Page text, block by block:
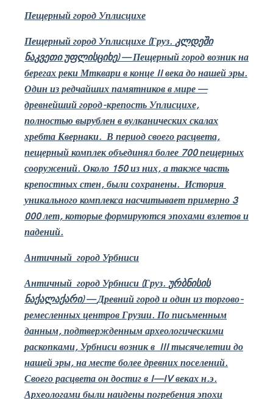
Пещерный город Уплисцихе
Пещерный город Уплисцихе (Груз. კლდეში
ნაკვეთი უფლისციხე)—Пещерный город возник на
берегах реки Мтквари в конце IIвека до нашей эры.
Один из редчайших памятников в мире —
древнейший город-крепость Уплисцихе,
полностью вырублен в вулканических скалах
хребта Квернаки. В период своего расцвета,
пещерный комплек объединял более 700 пещерных
сооружений. Около 150 из них, а также часть
крепостных стен, были сохранены. История
уникального комплекса насчитывает примерно 3
000 лет, которые формируются эпохами взлетов и
падений.
Античный город Урбниси
Античный город Урбниси (Груз. ურბნისის
ნაქალაქარი)—Древний город и один из торгово-
ремесленных центров Грузии. По письменным
данным, подтвержденным археологическими
раскопками, Урбниси возник в IIIтысячелетии до
нашей эры, на месте более древних поселений.
Своего расцвета он достиг в I—IVвеках н.э.
Археологами были наидены погребения эпохи